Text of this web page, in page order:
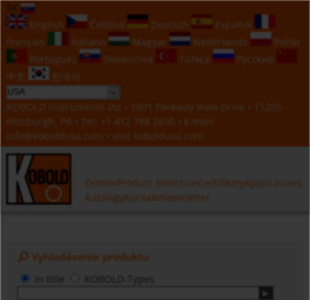
SK
English
Čeština Deutsch
Español
Français
Italiano Magyar Nederlands
Polski
Português
Slovenčina Türkçe
Русский
中文
한국의
KOBOLD Instruments Inc • 1801 Parkway View Drive • 15205
Pittsburgh, PA • Tel:
+1 412 788 2830 • E-mail:
info@koboldusa.com • visit koboldusa.com
DomovProduct Selection CertifikátyApplications
KatalogyKontaktNewsletter
Vyhľadávanie produktu
KOBOLD-Types